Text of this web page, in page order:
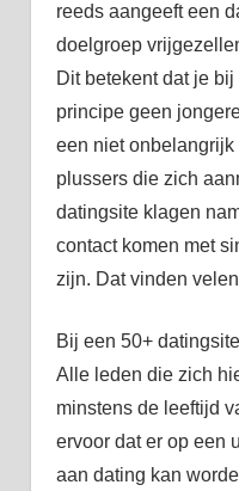
reeds aangeeft een
doelgroep
Dit betekent dat je
principe geen
een niet
plussers die zich
datingsite klagen
contact komen met
zijn. Dat vinden
Bij een 50+
Alle leden die zich
minstens de leeftijd
ervoor dat er op een
aan dating kan